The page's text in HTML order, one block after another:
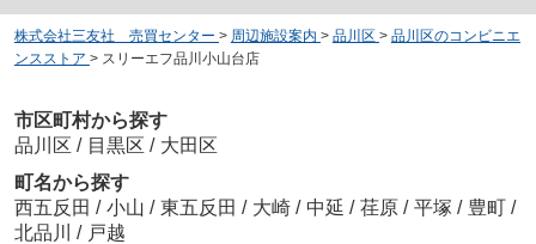
株式会社三友社 売買センター > 周辺施設案内 > 品川区 > 品川区のコンビニエ
ンスストア > スリーエフ品川小山台店
市区町村から探す
品川区 / 目黒区 / 大田区
町名から探す
西五反田 / 小山 / 東五反田 / 大崎 / 中延 / 荏原 / 平塚 / 豊町 /
北品川 / 戸越